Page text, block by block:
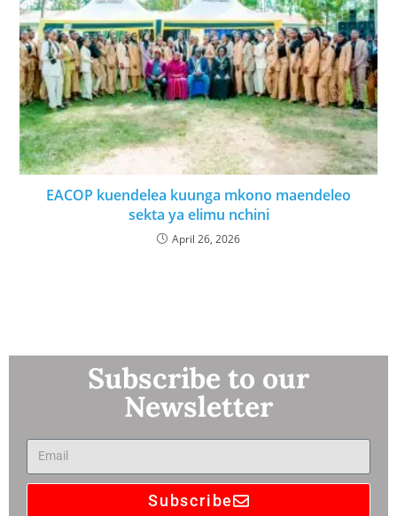
EACOP kuendelea kuunga mkono maendeleo
sekta ya elimu nchini
April 26, 2026
Subscribe to our
Newsletter
Subscribe